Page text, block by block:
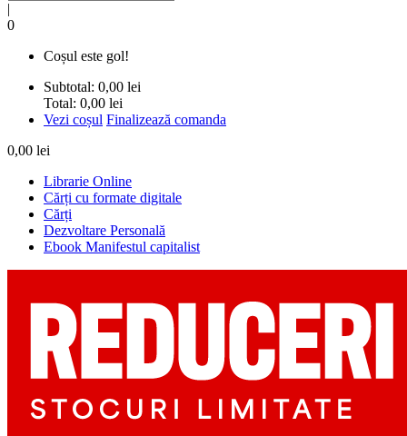
|
0
Coșul este gol!
Subtotal: 0,00 lei
Total: 0,00 lei
Vezi coșul Finalizează comanda
0,00 lei
Librarie Online
Cărți cu formate digitale
Cărți
Dezvoltare Personală
Ebook Manifestul capitalist